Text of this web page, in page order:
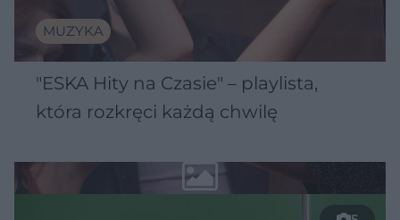
MUZYKA
"ESKA Hity na Czasie" – playlista,
która rozkręci każdą chwilę